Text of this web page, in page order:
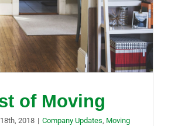
of Moving
2018 | Company Updates Moving